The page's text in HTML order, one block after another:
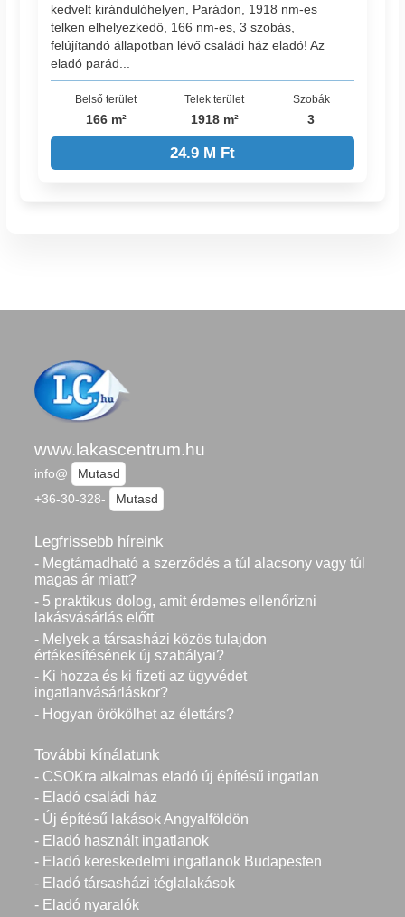
kedvelt kirándulóhelyen, Parádon, 1918 nm-es
telken elhelyezkedő, 166 nm-es, 3 szobás,
felújítandó állapotban lévő családi ház eladó! Az
eladó parád...
Belső terület
166 m²
Telek terület
1918 m²
Szobák
3
24.9 M Ft
www.lakascentrum.hu
info@
Mutasd
+36-30-328-
Mutasd
Legfrissebb híreink
- Megtámadható a szerződés a túl alacsony vagy túl
magas ár miatt?
- 5 praktikus dolog, amit érdemes ellenőrizni
lakásvásárlás előtt
- Melyek a társasházi közös tulajdon
értékesítésének új szabályai?
- Ki hozza és ki fizeti az ügyvédet
ingatlanvásárláskor?
- Hogyan örökölhet az élettárs?
További kínálatunk
- CSOKra alkalmas eladó új építésű ingatlan
- Eladó családi ház
- Új építésű lakások Angyalföldön
- Eladó használt ingatlanok
- Eladó kereskedelmi ingatlanok Budapesten
- Eladó társasházi téglalakások
- Eladó nyaralók